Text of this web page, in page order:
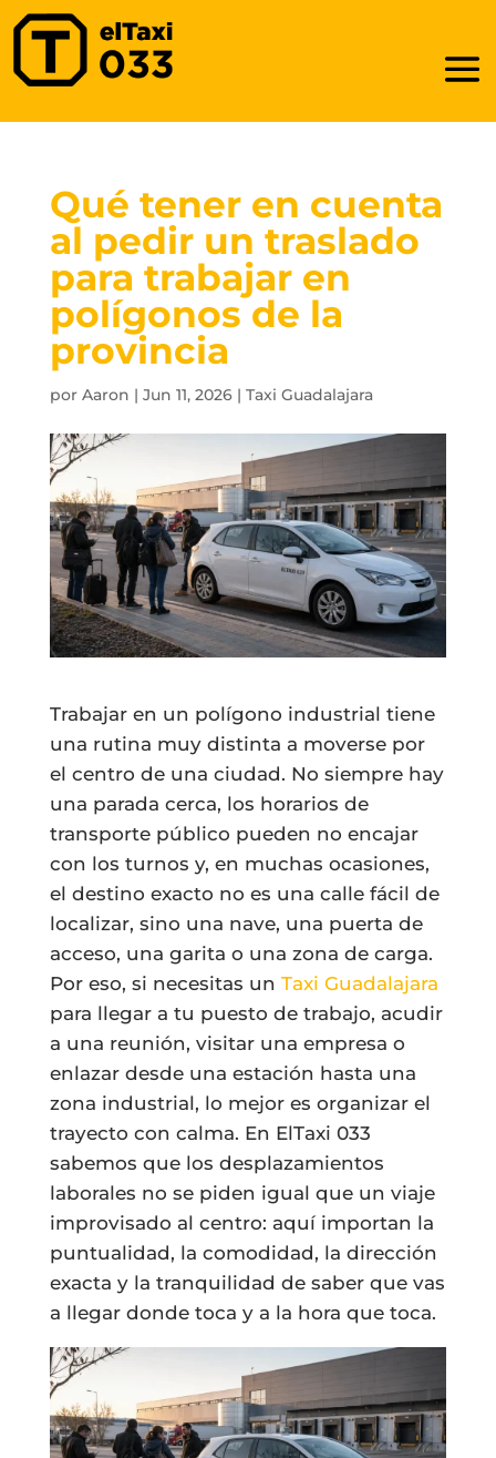
Qué tener en cuenta
al pedir un traslado
para trabajar en
polígonos de la
provincia
por Aaron | Jun 11, 2026| Taxi Guadalajara
Trabajar en un polígono industrial tiene
una rutina muy distinta a moverse por
el centro de una ciudad. No siempre hay
una parada cerca, los horarios de
transporte público pueden no encajar
con los turnos y, en muchas ocasiones,
el destino exacto no es una calle fácil de
localizar, sino una nave, una puerta de
acceso, una garita o una zona de carga.
Por eso, si necesitas un Taxi Guadalajara
para llegar a tu puesto de trabajo, acudir
a una reunión, visitar una empresa o
enlazar desde una estación hasta una
zona industrial, lo mejor es organizar el
trayecto con calma. En ElTaxi 033
sabemos que los desplazamientos
laborales no se piden igual que un viaje
improvisado al centro: aquí importan la
puntualidad, la comodidad, la dirección
exacta y la tranquilidad de saber que vas
a llegar donde toca y a la hora que toca.